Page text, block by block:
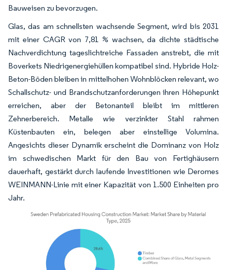
Bauweisen zu bevorzugen.
Glas, das am schnellsten wachsende Segment, wird bis 2031
mit einer CAGR von 7,81 % wachsen, da dichte städtische
Nachverdichtung tageslichtreiche Fassaden anstrebt, die mit
Boverkets Niedrigenergiehüllen kompatibel sind. Hybride Holz-
Beton-Böden bleiben in mittelhohen Wohnblöcken relevant, wo
Schallschutz- und Brandschutzanforderungen ihren Höhepunkt
erreichen, aber der Betonanteil bleibt im mittleren
Zehnerbereich. Metalle wie verzinkter Stahl rahmen
Küstenbauten ein, belegen aber einstellige Volumina.
Angesichts dieser Dynamik erscheint die Dominanz von Holz
im schwedischen Markt für den Bau von Fertighäusern
dauerhaft, gestärkt durch laufende Investitionen wie Deromes
WEINMANN-Linie mit einer Kapazität von 1.500 Einheiten pro
Jahr.